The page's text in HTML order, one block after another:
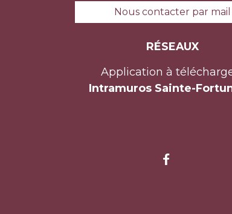
Nous contacter par mail
RÉSEAUX
Application à
Intramuros Sainte-